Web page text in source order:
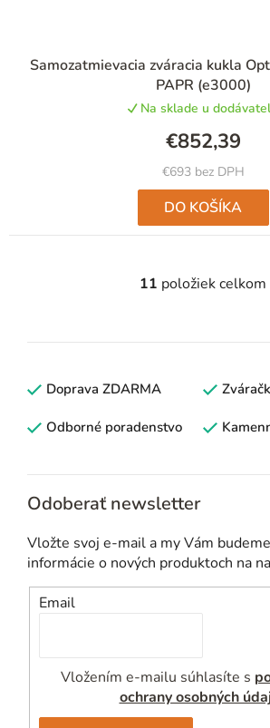
Samozatmievacia zváracia kukla
PAPR (e3000)
Na sklade u
€693 bez DPH
€852,39
DO KOŠÍKA
O
l
a
c
k
y
ý
i
s
u
11 položiek celkom
Doprava ZDARMA
Odborné poradenstvo
Odoberať newsletter
Vložte svoj e-mail a my Vám
informácie o nových produktoch na
Email
Vložením e-mailu súhlasíte s
ochrany osobných